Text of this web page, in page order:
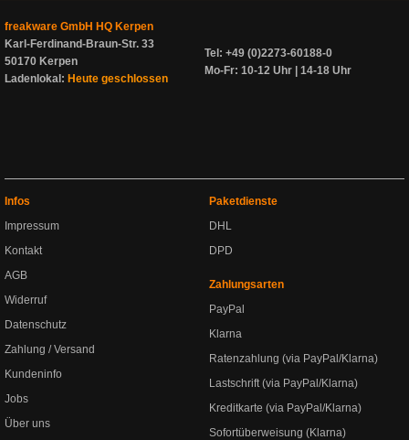
freakware GmbH HQ Kerpen
Karl-Ferdinand-Braun-Str. 33
50170 Kerpen
Ladenlokal: Heute geschlossen
Tel: +49 (0)2273-60188-0
Mo-Fr: 10-12 Uhr | 14-18 Uhr
Infos
Impressum
Kontakt
AGB
Widerruf
Datenschutz
Zahlung / Versand
Kundeninfo
Jobs
Über uns
Paketdienste
DHL
DPD
Zahlungsarten
PayPal
Klarna
Ratenzahlung (via PayPal/Klarna)
Lastschrift (via PayPal/Klarna)
Kreditkarte (via PayPal/Klarna)
Sofortüberweisung (Klarna)